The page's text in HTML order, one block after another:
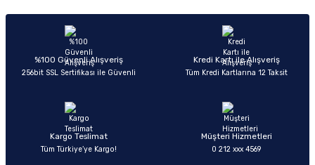
Ürün açıklamasında eksik bilgiler bulunuyor.
Ürün bilgilerinde hatalar bulunuyor.
Ürün fiyatı diğer sitelerden daha pahalı.
Sitemize ilk yorumu siz yapın!
%100 Güvenli Alışveriş
256bit SSL Sertifikası ile Güvenli
Kredi Kartı ile Alışveriş
Tüm Kredi Kartlarına 12 Taksit
Kargo Teslimat
Tüm Türkiye’ye Kargo!
Müşteri Hizmetleri
0 212 xxx 4569